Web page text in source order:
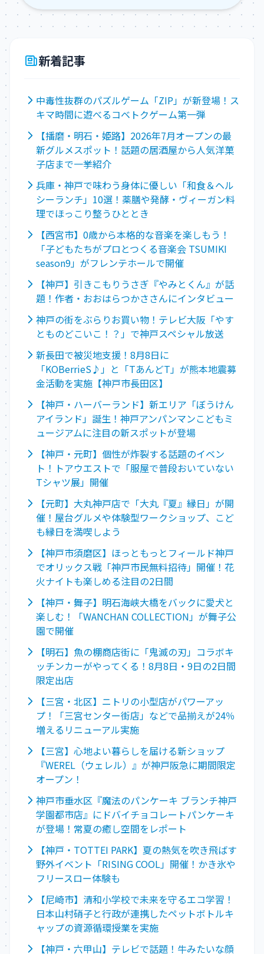
新着記事
中毒性抜群のパズルゲーム「ZIP」が新登場！ス
キマ時間に遊べるコベトクゲーム第一弾
【播磨・明石・姫路】2026年7月オープンの最
新グルメスポット！話題の居酒屋から人気洋菓
子店まで一挙紹介
兵庫・神戸で味わう身体に優しい「和食＆ヘル
シーランチ」10選！薬膳や発酵・ヴィーガン料
理でほっこり整うひととき
【西宮市】0歳から本格的な音楽を楽しもう！
「子どもたちがプロとつくる音楽会 TSUMIKI
season9」がフレンテホールで開催
【神戸】引きこもりうさぎ『やみとくん』が話
題！作者・おおはらつかささんにインタビュー
神戸の街をぶらりお買い物！テレビ大阪「やす
とものどこいこ！？」で神戸スペシャル放送
新長田で被災地支援！8月8日に
「KOBerrieS♪」と「TあんどT」が熊本地震募
金活動を実施【神戸市長田区】
【神戸・ハーバーランド】新エリア「ぼうけん
アイランド」誕生！神戸アンパンマンこどもミ
ュージアムに注目の新スポットが登場
【神戸・元町】個性が炸裂する話題のイベン
ト！トアウエストで「服屋で普段おいていない
Tシャツ展」開催
【元町】大丸神戸店で「大丸『夏』縁日」が開
催！屋台グルメや体験型ワークショップ、こど
も縁日を満喫しよう
【神戸市須磨区】ほっともっとフィールド神戸
でオリックス戦「神戸市民無料招待」開催！花
火ナイトも楽しめる注目の2日間
【神戸・舞子】明石海峡大橋をバックに愛犬と
楽しむ！「WANCHAN COLLECTION」が舞子公
園で開催
【明石】魚の棚商店街に「鬼滅の刃」コラボキ
ッチンカーがやってくる！8月8日・9日の2日間
限定出店
【三宮・北区】ニトリの小型店がパワーアッ
プ！「三宮センター街店」などで品揃えが24％
増えるリニューアル実施
【三宮】心地よい暮らしを届ける新ショップ
『WEREL（ウェレル）』が神戸阪急に期間限定
オープン！
神戸市垂水区『魔法のパンケーキ ブランチ神戸
学園都市店』にドバイチョコレートパンケーキ
が登場！常夏の癒し空間をレポート
【神戸・TOTTEI PARK】夏の熱気を吹き飛ばす
野外イベント「RISING COOL」開催！かき氷や
フリースロー体験も
【尼崎市】清和小学校で未来を守るエコ学習！
日本山村硝子と行政が連携したペットボトルキ
ャップの資源循環授業を実施
【神戸・六甲山】テレビで話題！牛みたいな顔